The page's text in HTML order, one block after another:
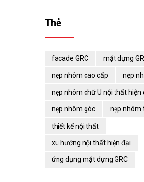
Thẻ
facade GRC mặt dựng
nẹp nhôm cao cấp nẹp
nẹp nhôm chữ U nội thất hiện
nẹp nhôm góc nẹp nhôm
thiết kế nội thất
xu hướng nội thất hiện đại
ứng dụng mặt dựng GRC